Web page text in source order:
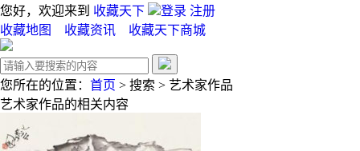
您好，欢迎来到 收藏天下 登录 注册
收藏地图
收藏资讯 收藏天下商城
您所在的位置： 首页 > 搜索 > 艺术家作品
艺术家作品的相关内容